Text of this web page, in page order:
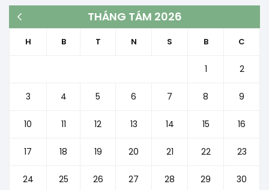
THÁNG TÁM 2026
H B T N S B C
1 2
3 4 5 6 7 8 9
10 11 12 13 14 15 16
17 18 19 20 21 22 23
24 25 26 27 28 29 30